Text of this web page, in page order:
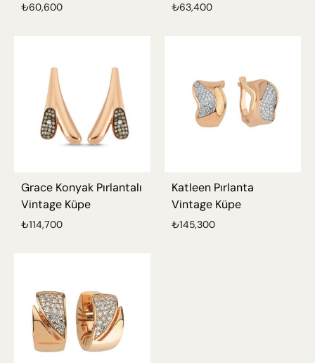
₺60,600 ₺63,400
Grace Konyak Pırlantalı
Vintage Küpe
₺114,700
Katleen Pırlanta
Vintage Küpe
₺145,300